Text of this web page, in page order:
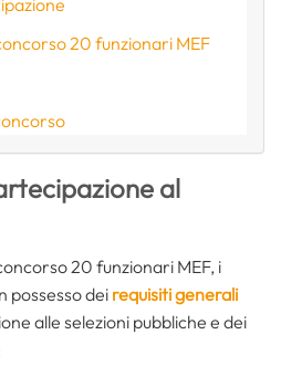
20 funzionari MEF
al
20 funzionari MEF, i
possesso dei requisiti generali
alle selezioni pubbliche e dei